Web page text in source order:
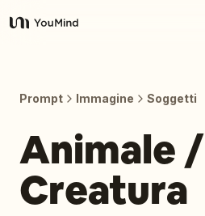
YouMind
Abilità
Prompt Immagine Soggetti
Animale /
Creatura